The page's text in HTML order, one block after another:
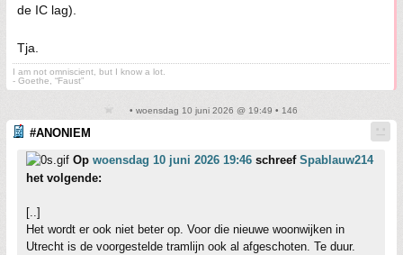
de IC lag).
Tja.
I am not omniscient, but I know a lot.
- Goethe, “Faust”
• woensdag 10 juni 2026 @ 19:49 • 146
#ANONIEM
Op woensdag 10 juni 2026 19:46 schreef Spablauw214
het volgende:
[..]
Het wordt er ook niet beter op. Voor die nieuwe woonwijken in
Utrecht is de voorgestelde tramlijn ook al afgeschoten. Te duur.